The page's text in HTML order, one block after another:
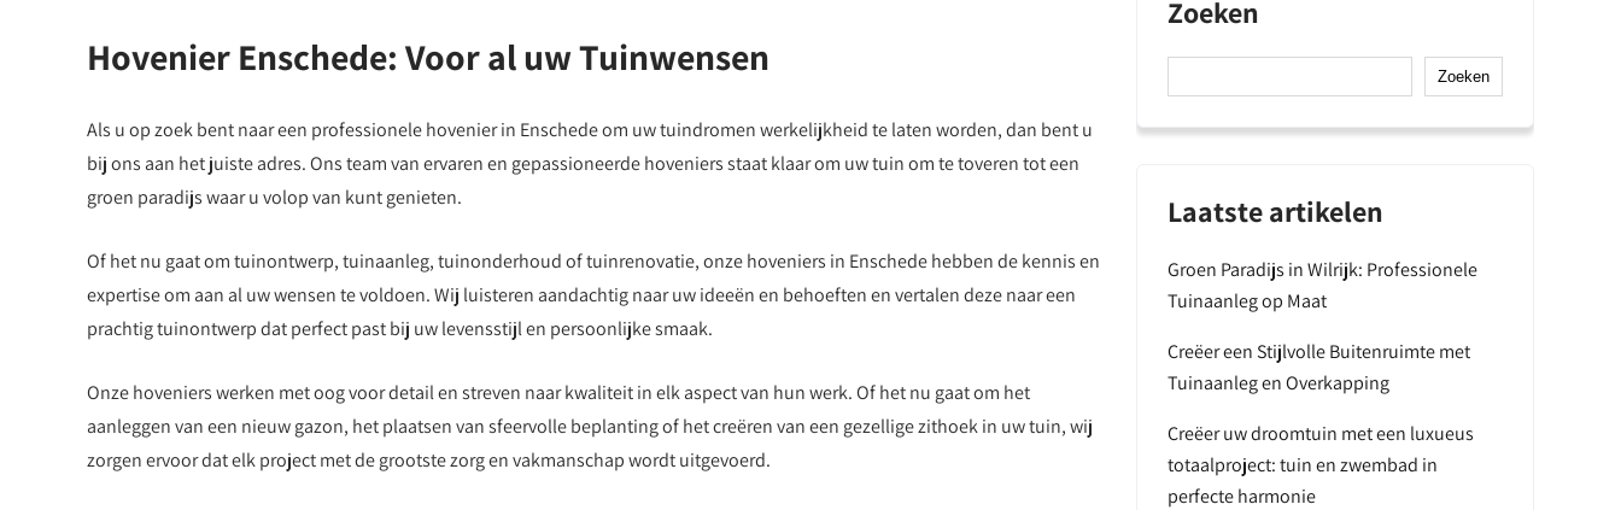
Hovenier Enschede: Voor al uw Tuinwensen
Als u op zoek bent naar een professionele hovenier in Enschede om uw tuindromen werkelijkheid te laten worden, dan bent u
bij ons aan het juiste adres. Ons team van ervaren en gepassioneerde hoveniers staat klaar om uw tuin om te toveren tot een
groen paradijs waar u volop van kunt genieten.
Of het nu gaat om tuinontwerp, tuinaanleg, tuinonderhoud of tuinrenovatie, onze hoveniers in Enschede hebben de kennis en
expertise om aan al uw wensen te voldoen. Wij luisteren aandachtig naar uw ideeën en behoeften en vertalen deze naar een
prachtig tuinontwerp dat perfect past bij uw levensstijl en persoonlijke smaak.
Onze hoveniers werken met oog voor detail en streven naar kwaliteit in elk aspect van hun werk. Of het nu gaat om het
aanleggen van een nieuw gazon, het plaatsen van sfeervolle beplanting of het creëren van een gezellige zithoek in uw tuin, wij
zorgen ervoor dat elk project met de grootste zorg en vakmanschap wordt uitgevoerd.
Zoeken
Zoeken
Laatste artikelen
Groen Paradijs in Wilrijk: Professionele
Tuinaanleg op Maat
Creëer een Stijlvolle Buitenruimte met
Tuinaanleg en Overkapping
Creëer uw droomtuin met een luxueus
totaalproject: tuin en zwembad in
perfecte harmonie